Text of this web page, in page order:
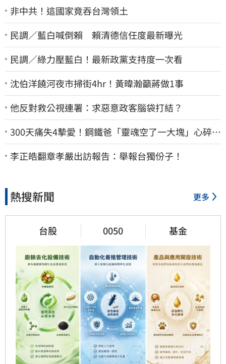
非中共！這國家竟吞台灣領土
民調／藍白喊倒賴 賴清德信任度最新曝光
民調／綠力壓藍白！最新政黨支持度一次看
沈伯洋饒河夜市掃街4hr！黃暐瀚籲蔣做1事
他反對救公視連署：求惡意政客腦袋打結？
300天痛失4摯愛！鋼鐵爸「靈魂空了一大塊」心碎
喊：這輩子最痛的路
李正皓翻章孝嚴出訪報告：舉報台獨份子！
熱搜新聞 更多
台股 0050 基金